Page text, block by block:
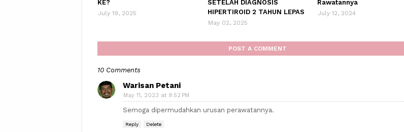
KE?
July 19, 2025
SETELAH DIAGNOSIS
HIPERTIROID 2 TAHUN LEPAS
May 02, 2025
Rawatannya
July 12, 2024
POST A COMMENT
10 Comments
Warisan Petani
May 11, 2023 at 9:52 PM
Semoga dipermudahkan urusan perawatannya.
Reply Delete